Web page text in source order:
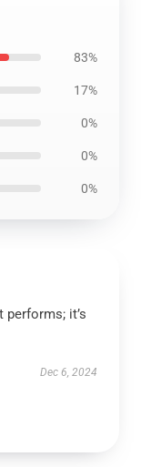
83%
17%
0%
0%
0%
it’s
Dec 6, 2024